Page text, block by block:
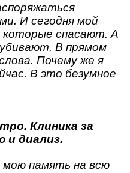
И сегодня мой
которые спасают. А
В прямом
Почему же я
В это безумное
Клиника за
и диализ.
память на всю